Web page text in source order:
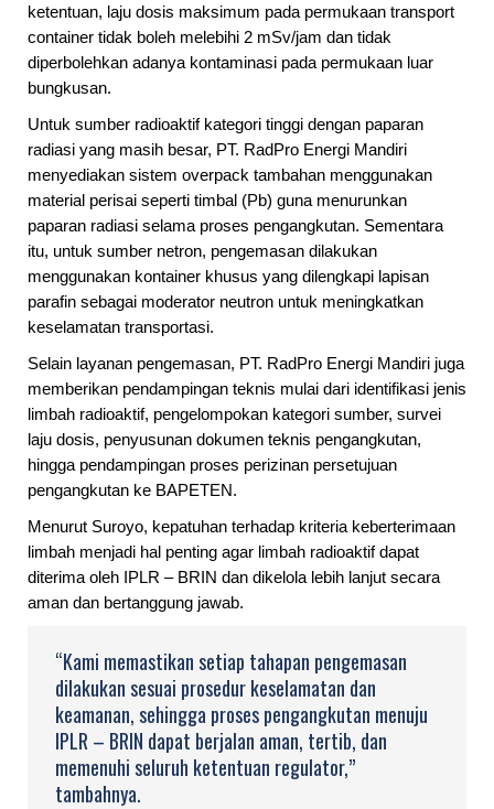
ketentuan, laju dosis maksimum pada permukaan transport
container tidak boleh melebihi 2 mSv/jam dan tidak
diperbolehkan adanya kontaminasi pada permukaan luar
bungkusan.
Untuk sumber radioaktif kategori tinggi dengan paparan
radiasi yang masih besar, PT. RadPro Energi Mandiri
menyediakan sistem overpack tambahan menggunakan
material perisai seperti timbal (Pb) guna menurunkan
paparan radiasi selama proses pengangkutan. Sementara
itu, untuk sumber netron, pengemasan dilakukan
menggunakan kontainer khusus yang dilengkapi lapisan
parafin sebagai moderator neutron untuk meningkatkan
keselamatan transportasi.
Selain layanan pengemasan, PT. RadPro Energi Mandiri juga
memberikan pendampingan teknis mulai dari identifikasi jenis
limbah radioaktif, pengelompokan kategori sumber, survei
laju dosis, penyusunan dokumen teknis pengangkutan,
hingga pendampingan proses perizinan persetujuan
pengangkutan ke BAPETEN.
Menurut Suroyo, kepatuhan terhadap kriteria keberterimaan
limbah menjadi hal penting agar limbah radioaktif dapat
diterima oleh IPLR – BRIN dan dikelola lebih lanjut secara
aman dan bertanggung jawab.
“Kami memastikan setiap tahapan pengemasan
dilakukan sesuai prosedur keselamatan dan
keamanan, sehingga proses pengangkutan menuju
IPLR – BRIN dapat berjalan aman, tertib, dan
memenuhi seluruh ketentuan regulator,”
tambahnya.